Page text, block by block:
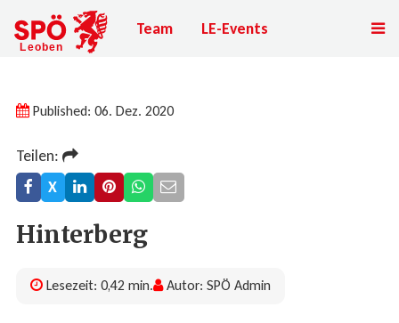
Team LE-Events
Published: 06. Dez. 2020
Teilen:
X
Hinterberg
Lesezeit: 0,42 min. Autor: SPÖ Admin